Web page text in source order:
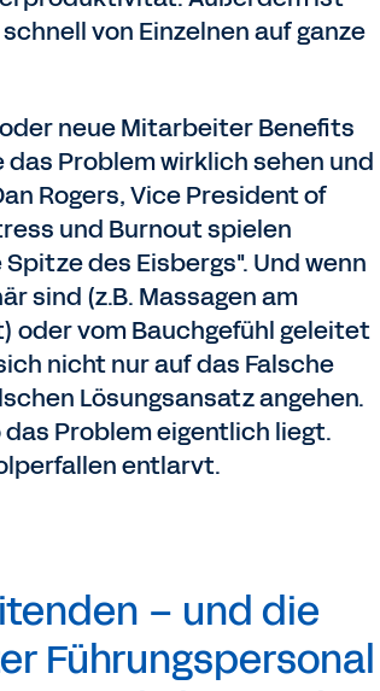
von Einzelnen auf ganze
neue Mitarbeiter Benefits
Problem wirklich sehen und
Rogers, Vice President of
und Burnout spielen
des Eisbergs". Und wenn
sind (z.B. Massagen am
vom Bauchgefühl geleitet
nicht nur auf das Falsche
Lösungsansatz angehen.
das Problem eigentlich liegt.
entlarvt.
– und die
Führungspersonal